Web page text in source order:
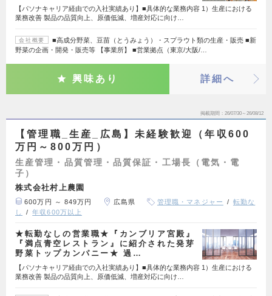
【パソナキャリア経由での入社実績あり】■具体的な業務内容 1）生産における
業務改善 製品の品質向上、原価低減、増産対応に向け…
会社概要
■高成分野菜、豆苗（とうみょう）・スプラウト類の生産・販売 ■新
野菜の企画・開発・販売等 【事業所】 ■営業拠点（東京/大阪/…
興味あり 詳細へ
掲載期間 26/07/30～26/08/12
【管理職_生産_広島】未経験歓迎（年収600
万円～800万円）
生産管理・品質管理・品質保証・工場長（電気・電
子）
株式会社村上農園
600万円 ～ 849万円 広島県 管理職・マネジャー
転勤な
し
年収600万以上
★転勤なしの営業職★『カンブリア宮殿』
『満点青空レストラン』に紹介された発芽
野菜トップカンパニー★ 過…
【パソナキャリア経由での入社実績あり】■具体的な業務内容 1）生産における
業務改善 製品の品質向上、原価低減、増産対応に向け…